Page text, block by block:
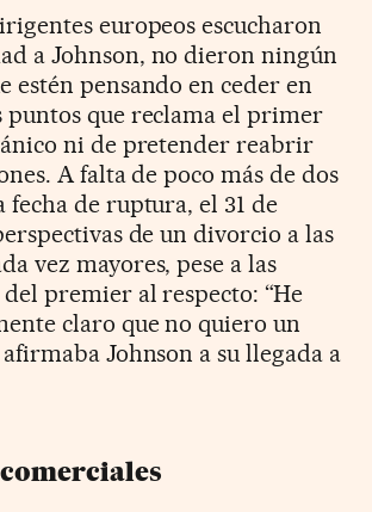
europeos escucharon
a Johnson, no dieron ningún
estén pensando en ceder en
puntos que reclama el primer
ni de pretender reabrir
A falta de poco más de dos
fecha de ruptura, el 31 de
de un divorcio a las
vez mayores, pese a las
premier al respecto: “He
claro que no quiero un
Johnson a su llegada a